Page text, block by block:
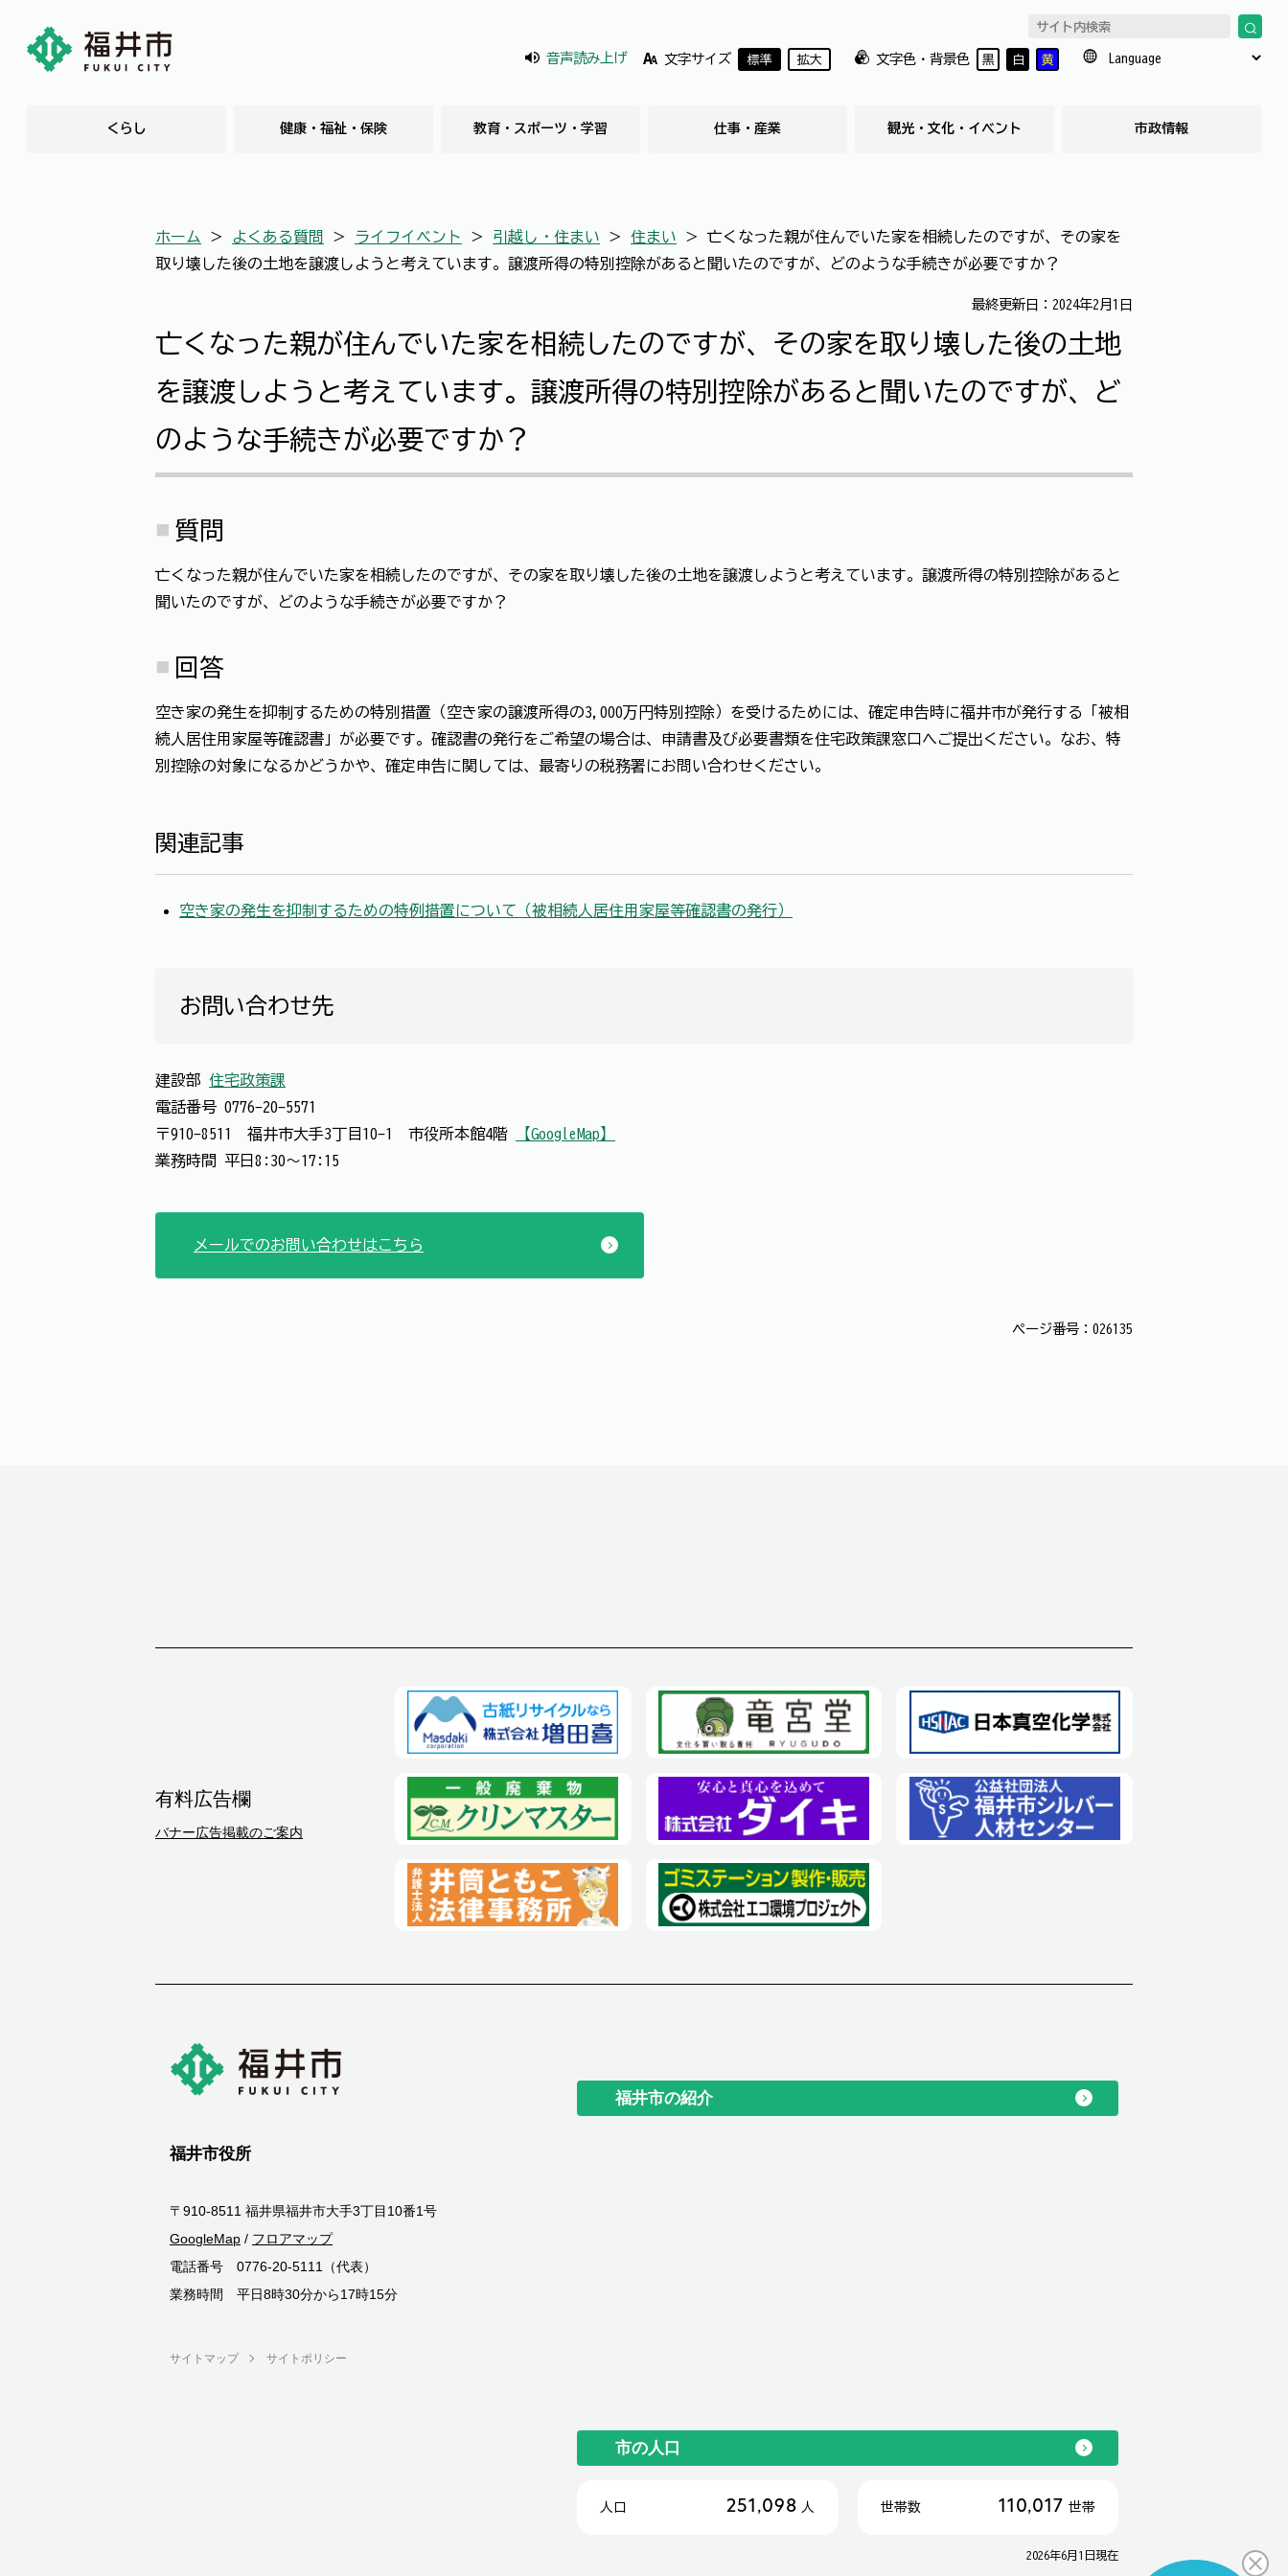
音声読み上げ 文字サイズ 標準 拡大 文字色・背景色 黒 白 黄
くらし 健康・福祉・保険 教育・スポーツ・学習 仕事・産業 観光・文化・イベント 市政情報
ホーム ＞ よくある質問 ＞ ライフイベント ＞ 引越し・住まい ＞ 住まい ＞ 亡くなった親が住んでいた家を相続したのですが、その家を
取り壊した後の土地を譲渡しようと考えています。譲渡所得の特別控除があると聞いたのですが、どのような手続きが必要ですか？
最終更新日：2024年2月1日
亡くなった親が住んでいた家を相続したのですが、その家を取り壊した後の土地
を譲渡しようと考えています。譲渡所得の特別控除があると聞いたのですが、ど
のような手続きが必要ですか？
質問
亡くなった親が住んでいた家を相続したのですが、その家を取り壊した後の土地を譲渡しようと考えています。譲渡所得の特別控除があると
聞いたのですが、どのような手続きが必要ですか？
回答
空き家の発生を抑制するための特別措置（空き家の譲渡所得の3,000万円特別控除）を受けるためには、確定申告時に福井市が発行する「被相
続人居住用家屋等確認書」が必要です。確認書の発行をご希望の場合は、申請書及び必要書類を住宅政策課窓口へご提出ください。なお、特
別控除の対象になるかどうかや、確定申告に関しては、最寄りの税務署にお問い合わせください。
関連記事
空き家の発生を抑制するための特例措置について（被相続人居住用家屋等確認書の発行）
お問い合わせ先
建設部 住宅政策課
電話番号 0776-20-5571
〒910-8511 福井市大手3丁目10-1 市役所本館4階
【GoogleMap】
業務時間 平日8:30～17:15
メールでのお問い合わせはこちら
ページ番号：026135
有料広告欄
バナー広告掲載のご案内
福井市役所
〒910-8511 福井県福井市大手3丁目10番1号
GoogleMap / フロアマップ
電話番号 0776-20-5111（代表）
業務時間 平日8時30分から17時15分
サイトマップ サイトポリシー
福井市の紹介
市の人口
人口 251,098 人 世帯数 110,017 世帯
2026年6月1日現在